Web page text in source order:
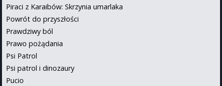
Piraci z Karaibów: Skrzynia umarlaka
Powrót do przyszłości
Prawdziwy ból
Prawo pożądania
Psi Patrol
Psi patrol i dinozaury
Pucio